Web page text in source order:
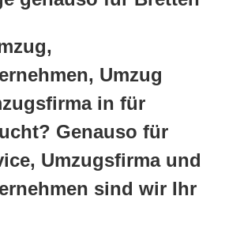
Umzug
in für
Genauso für
Umzugsfirma und
sind wir Ihr